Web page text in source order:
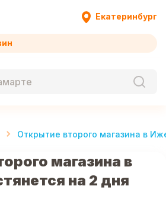
Екатеринбург
Открытие второго магазина в
магазина в
на 2 дня